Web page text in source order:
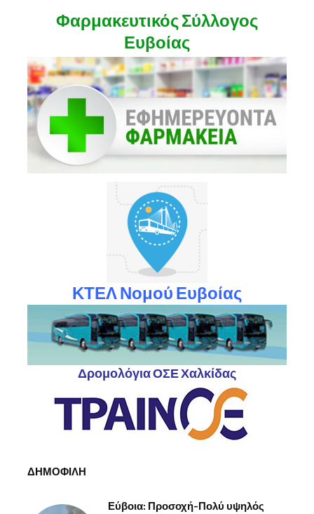
Φαρμακευτικός Σύλλογος
Ευβοίας
ΚΤΕΛ Νομού Ευβοίας
Δρομολόγια ΟΣΕ Χαλκίδας
ΔΗΜΟΦΙΛΗ
Εύβοια: Προσοχή-Πολύ υψηλός